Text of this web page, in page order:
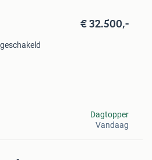
€ 32.500,-
Dagtopper
Vandaag